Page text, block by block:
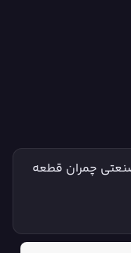
چمران قطعه